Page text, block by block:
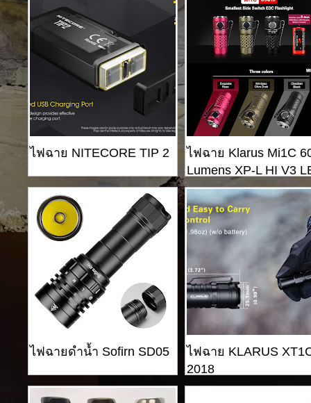
ไฟฉาย NITECORE TIP 2
ไฟฉาย Klarus Mi1C
Lumens XP-L HI V3
ไฟฉายดำน้ำ Sofirn SD05
ไฟฉาย KLARUS
2018